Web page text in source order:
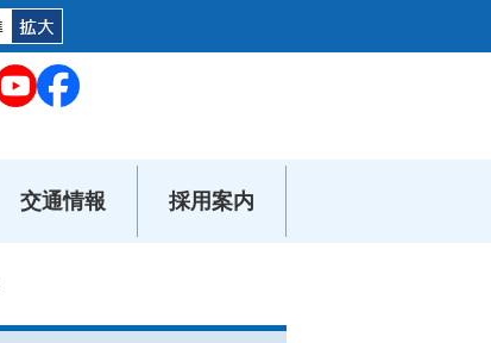
交通情報 採用案内